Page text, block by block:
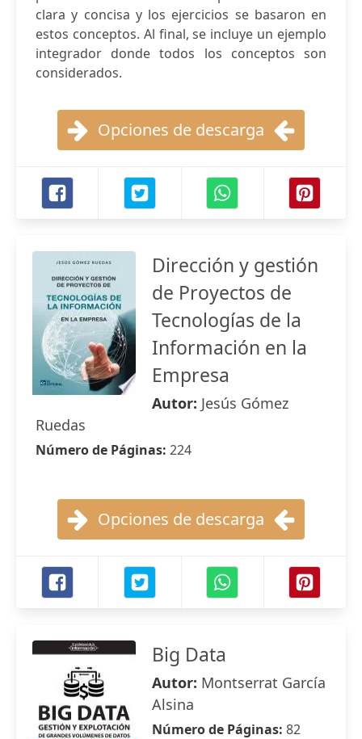
clara y concisa y los ejercicios se basaron en
estos conceptos. Al final, se incluye un ejemplo
integrador donde todos los conceptos son
considerados.
Opciones de descarga
Dirección y gestión
de Proyectos de
Tecnologías de la
Información en la
Empresa
Autor: Jesús Gómez
Ruedas
Número de Páginas: 224
Opciones de descarga
Big Data
Autor: Montserrat García
Alsina
Número de Páginas: 82